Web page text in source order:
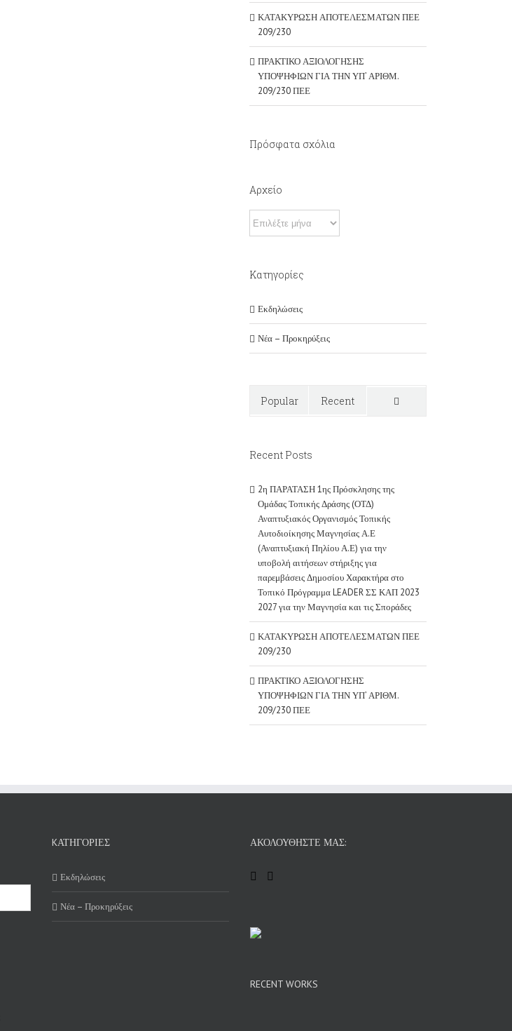
ΚΑΤΑΚΥΡΩΣΗ ΑΠΟΤΕΛΕΣΜΑΤΩΝ ΠΕΕ
209/230
ΠΡΑΚΤΙΚΟ ΑΞΙΟΛΟΓΗΣΗΣ
ΥΠΟΨΗΦΙΩΝ ΓΙΑ ΤΗΝ ΥΠ’ ΑΡΙΘΜ.
209/230 ΠΕΕ
Πρόσφατα σχόλια
Αρχείο
Kατηγορίες
Εκδηλώσεις
Νέα – Προκηρύξεις
Popular Recent
Recent Posts
2η ΠΑΡΑΤΑΣΗ 1ης Πρόσκλησης της
Ομάδας Τοπικής Δράσης (ΟΤΔ)
Αναπτυξιακός Οργανισμός Τοπικής
Αυτοδιοίκησης Μαγνησίας Α.Ε
(Αναπτυξιακή Πηλίου Α.Ε) για την
υποβολή αιτήσεων στήριξης για
παρεμβάσεις Δημοσίου Χαρακτήρα στο
Τοπικό Πρόγραμμα LEADER ΣΣ ΚΑΠ 2023
2027 για την Μαγνησία και τις Σποράδες
ΚΑΤΑΚΥΡΩΣΗ ΑΠΟΤΕΛΕΣΜΑΤΩΝ ΠΕΕ
209/230
ΠΡΑΚΤΙΚΟ ΑΞΙΟΛΟΓΗΣΗΣ
ΥΠΟΨΗΦΙΩΝ ΓΙΑ ΤΗΝ ΥΠ’ ΑΡΙΘΜ.
209/230 ΠΕΕ
KΑΤΗΓΟΡΊΕΣ
Εκδηλώσεις
Νέα – Προκηρύξεις
ΑΚΟΛΟΥΘΉΣΤΕ ΜΑΣ:
RECENT WORKS